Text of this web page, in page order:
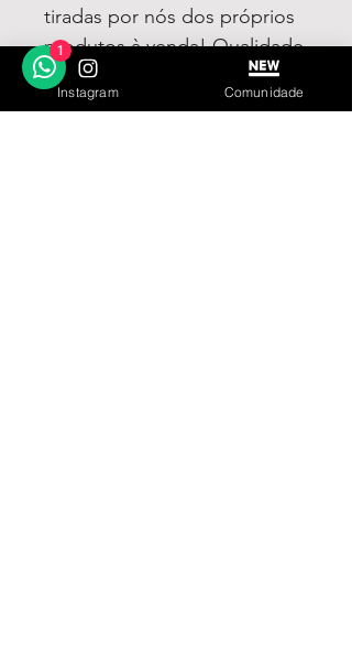
tiradas por nós dos próprios
produtos à venda! Qualidade
garantida ou devolução por
nossa conta!
Instagram Comunidade
1